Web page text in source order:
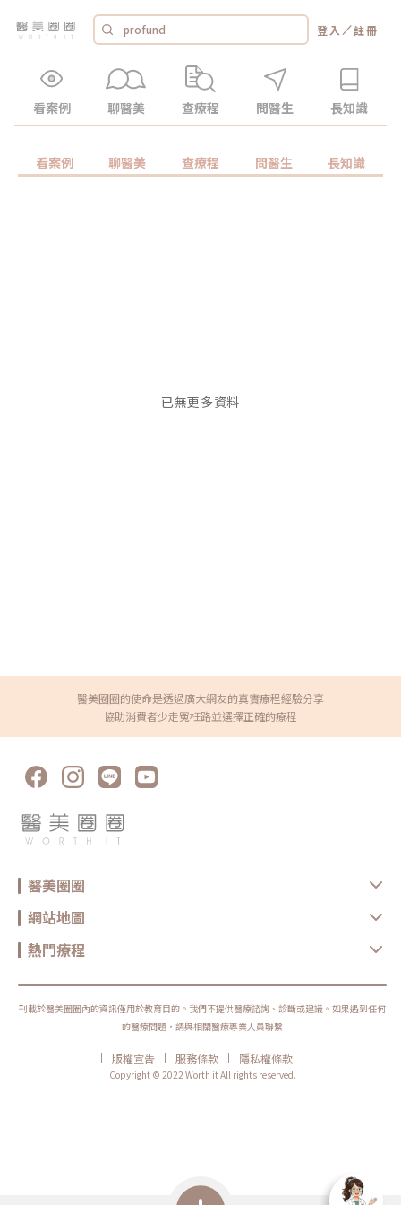
登入 ／註冊
看案例 聊醫美 查療程 問醫生 長知識
看案例 聊醫美 查療程 問醫生 長知識
已無更多資料
醫美圈圈的使命是透過廣大網友的真實療程經驗分享
協助消費者少走冤枉路並選擇正確的療程
醫美圈圈
網站地圖
熱門療程
刊載於醫美圈圈內的資訊僅用於教育目的。我們不提供醫療諮詢、診斷或建議。如果遇到任何
的醫療問題，請與相關醫療專業人員聯繫
| 版權宣告 | 服務條款 | 隱私權條款
|
Copyright © 2022 Worth it All rights reserved.